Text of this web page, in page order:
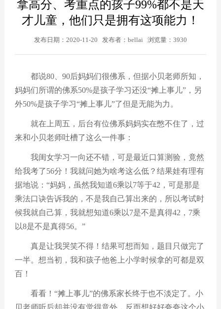
拿高分、考重点的孩子99%都不是天
才儿童，他们只是拥有这项能力！
发布日期：2020-11-20 发布者：bellai 浏览量：3930
都说80 、90后妈妈们很佛系，但据小贝老师所知，
妈妈们所谓的佛系50%是孩子学习还没“摊上事儿” ，另
外50%是孩子学习“摊上事儿”了但是无能为力。
就在上周五，后台有位佛系妈妈实在憋不住了，过
来和小贝老师吐槽了这么一件事：
我闺女学习一向还不错，可是最近口算测验，竟然
给我考了56分！我就问她为啥考这么低？结果娃有理有
据地说：“妈妈，虽然我知道6乘以7等于42 ，可是那是
乘法口诀告诉我的，不是我自己算出来的，所以考试时
候我就自己算，我就想知道6乘以7是不是真得42 ， 7乘
以8是不是真得56。”
真是让我哭笑不得！结果可想而知，题目只做完了
一半。想当初，我和孩子他爸上小学时候拿的可都是双
百！
看看！“摊上事儿”的佛系家长终于也不淡定了。小
贝老师听后却并没有觉得意外，反而想好好夸夸这个小